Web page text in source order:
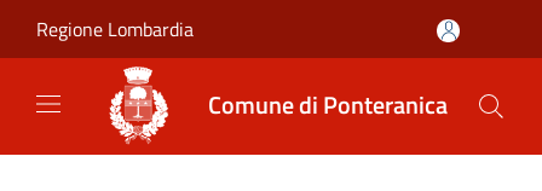
Regione Lombardia
Comune di Ponteranica